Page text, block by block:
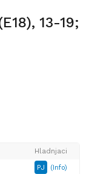
13-19;
Hladnjaci
PJ (Info)